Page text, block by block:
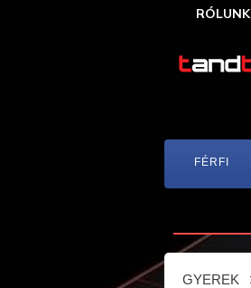
RÓLUNK
FÉRFI
GYEREK